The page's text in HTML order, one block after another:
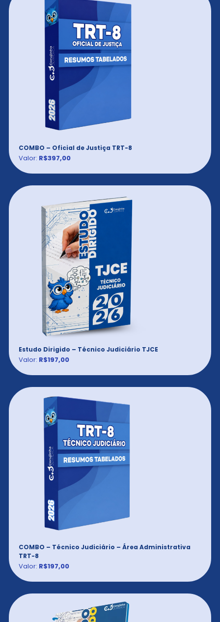
COMBO – Oficial de Justiça TRT-8
Valor: R$397,00
Estudo Dirigido – Técnico Judiciário TJCE
Valor: R$197,00
COMBO – Técnico Judiciário – Área Administrativa
TRT-8
Valor: R$197,00